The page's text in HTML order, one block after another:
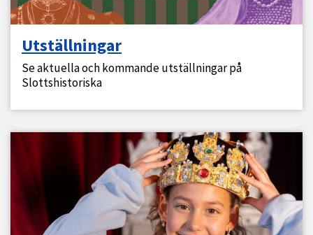
Utställningar
Se aktuella och kommande utställningar på
Slottshistoriska